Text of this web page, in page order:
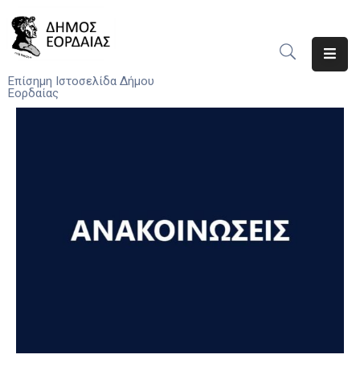
Επίσημη Ιστοσελίδα Δήμου
Εορδαίας
Ο